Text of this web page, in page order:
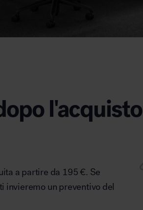
l'acquisto
a partire da 195 €. Se
invieremo un preventivo del